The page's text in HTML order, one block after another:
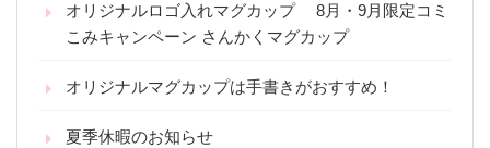
オリジナルロゴ入れマグカップ 8月・9月限定コミ
こみキャンペーン さんかくマグカップ
オリジナルマグカップは手書きがおすすめ！
夏季休暇のお知らせ